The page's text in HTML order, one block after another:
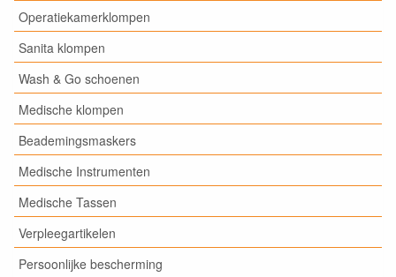
Operatiekamerklompen
Sanita klompen
Wash & Go schoenen
Medische klompen
Beademingsmaskers
Medische Instrumenten
Medische Tassen
Verpleegartikelen
Persoonlijke bescherming